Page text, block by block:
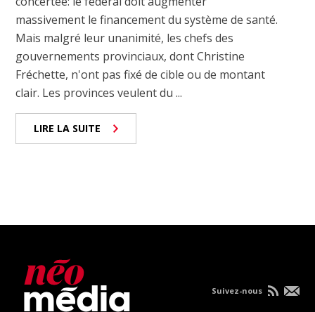
massivement le financement du système de santé.
Mais malgré leur unanimité, les chefs des
gouvernements provinciaux, dont Christine
Fréchette, n'ont pas fixé de cible ou de montant
clair. Les provinces veulent du ...
LIRE LA SUITE
Suivez-nous